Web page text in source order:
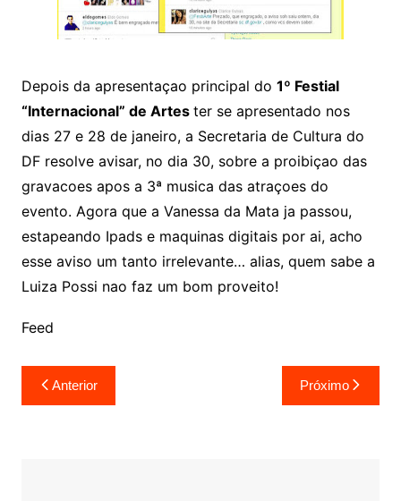
Depois da apresentaçao principal do 1º Festial
“Internacional” de Artes ter se apresentado nos
dias 27 e 28 de janeiro, a Secretaria de Cultura do
DF resolve avisar, no dia 30, sobre a proibiçao das
gravacoes apos a 3ª musica das atraçoes do
evento. Agora que a Vanessa da Mata ja passou,
estapeando Ipads e maquinas digitais por ai, acho
esse aviso um tanto irrelevante… alias, quem sabe a
Luiza Possi nao faz um bom proveito!
Feed
Navegação
de
Anterior Próximo